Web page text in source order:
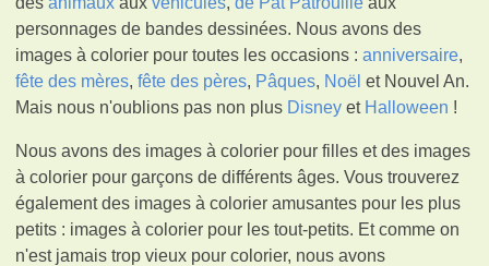
personnages de bandes dessinées. Nous avons des
images à colorier pour toutes les occasions :anniversaire,
fête des mères,fête des pères, Pâques, Noël et Nouvel An.
Mais nous n'oublions pas non plus Disney et Halloween !
Nous avons des images à colorier pour filles et des images
à colorier pour garçons de différents âges. Vous trouverez
également des images à colorier amusantes pour les plus
petits : images à colorier pour les tout-petits. Et comme on
n'est jamais trop vieux pour colorier, nous avons